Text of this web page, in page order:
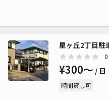
星ヶ丘2丁目駐
0
¥300〜 / 日
時間貸し可